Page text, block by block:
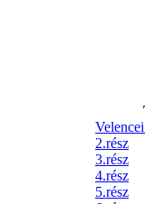
2.rész
3.rész
4.rész
5.rész